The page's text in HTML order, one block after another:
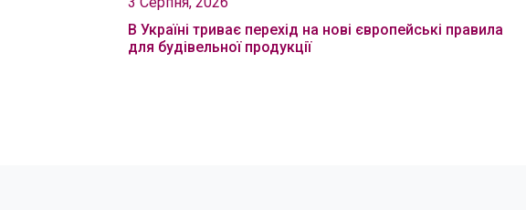
В Україні триває перехід на нові європейські правила
для будівельної продукції